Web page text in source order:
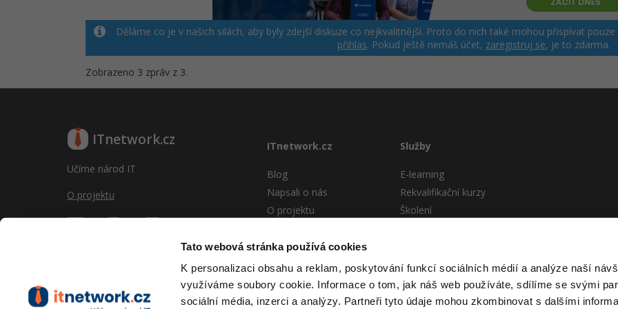
Tato webová stránka používá cookies
K personalizaci obsahu a reklam, poskytování funkcí sociálních médií a analýze naší
využíváme soubory cookie. Informace o tom, jak náš web používáte, sdílíme se svými
sociální média, inzerci a analýzy. Partneři tyto údaje mohou zkombinovat s dalšími
Děláme co je v našich silách, aby byly zdejší diskuze co nejkvalitnější. Proto do nich také mohou přispívat
přihlas. Pokud ještě nemáš účet, zaregistruj se, je to zdarma.
Zobrazeno 3 zpráv z 3.
ITnetwork.cz
Učíme národ IT
O projektu
ITnetwork.cz
Blog
Napsali o nás
O projektu
Vývoj systému
Provozní podmínky
RSS
Kontakt
Služby
E-learning
Rekvalifikační kurzy
Školení